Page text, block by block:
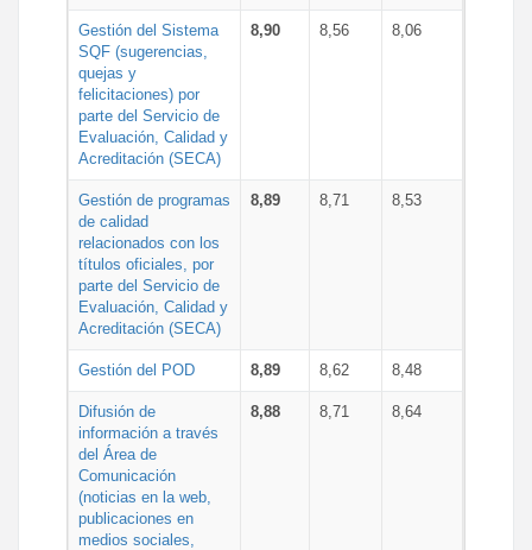
Gestión del Sistema
SQF (sugerencias,
quejas y
felicitaciones) por
parte del Servicio de
Evaluación, Calidad y
Acreditación (SECA)
8,90 8,56 8,06
Gestión de programas
de calidad
relacionados con los
títulos oficiales, por
parte del Servicio de
Evaluación, Calidad y
Acreditación (SECA)
8,89 8,71 8,53
Gestión del POD 8,89 8,62 8,48
Difusión de
información a través
del Área de
Comunicación
(noticias en la web,
publicaciones en
medios sociales,
8,88 8,71 8,64